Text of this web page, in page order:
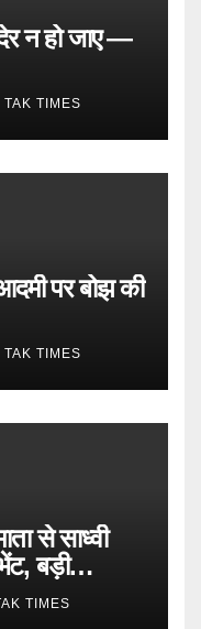
न हो जाए —
TAK TIMES
पर बोझ की
TAK TIMES
से साध्वी
भेंट, बड़ी
TIMES